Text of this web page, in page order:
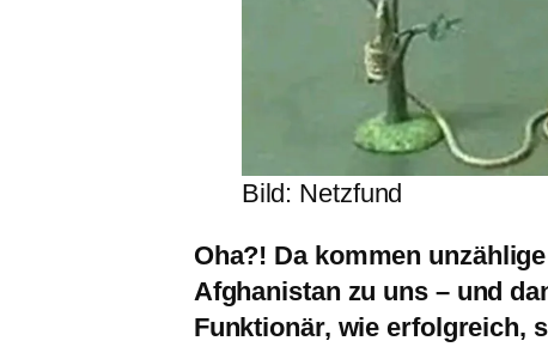
Bild: Netzfund
Oha?! Da kommen
Afghanistan zu uns – und
Funktionär, wie erfolgreich,